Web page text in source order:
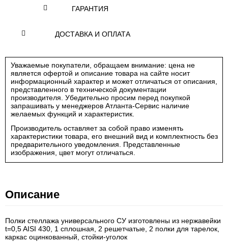
ГАРАНТИЯ
ДОСТАВКА И ОПЛАТА
Уважаемые покупатели, обращаем внимание: цена не
является офертой и описание товара на сайте носит
информационный характер и может отличаться от описания,
представленного в технической документации
производителя. Убедительно просим перед покупкой
запрашивать у менеджеров Атланта-Сервис наличие
желаемых функций и характеристик.
Производитель оставляет за собой право изменять
характеристики товара, его внешний вид и комплектность без
предварительного уведомления. Представленные
изображения, цвет могут отличаться.
Описание
Полки стеллажа универсального СУ изготовлены из нержавейки
t=0,5 AISI 430, 1 сплошная, 2 решетчатые, 2 полки для тарелок,
каркас оцинкованный, стойки-уголок